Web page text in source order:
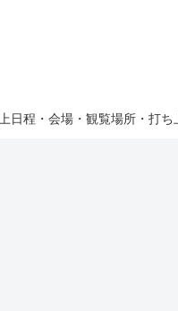
程・会場・観覧場所・打ち